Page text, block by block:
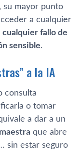
mayor punto
a cualquier
cualquier fallo de
sensible.
a la IA
consulta
o tomar
a dar a un
que abre
sin estar seguro